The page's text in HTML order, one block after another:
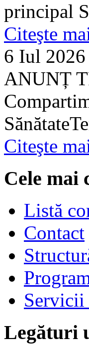
principal
Citeşte
6 Iul 2026
ANUNȚ
Citeşte
Cele mai
Listă
Contact
Servicii
Legături